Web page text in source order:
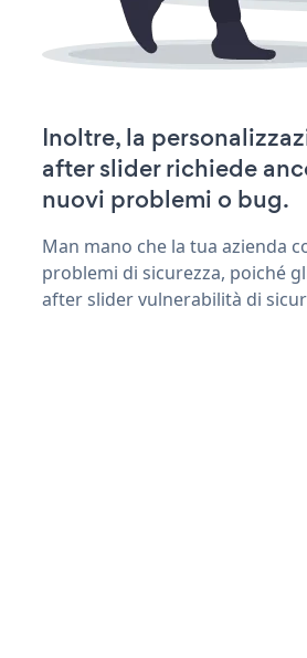
Inoltre, la
after slider richiede
nuovi problemi o bug.
Man mano che la tua azienda
problemi di sicurezza, poiché
after slider vulnerabilità di